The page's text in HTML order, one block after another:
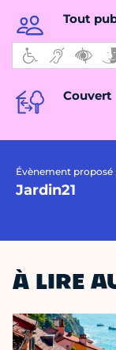
Tout
Couvert
Évènement proposé
Jardin21
À LIRE